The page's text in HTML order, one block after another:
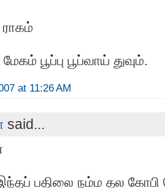
பூப்பு பூப்வாய் துவும்.
at 11:26 AM
said...
பதிலை நம்ம தல கோபி